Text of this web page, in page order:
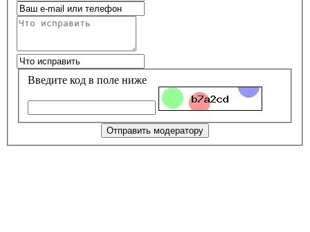
Введите код в поле ниже
Отправить модератору